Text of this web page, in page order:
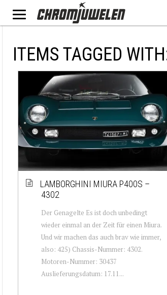
ITEMS TAGGED
LAMBORGHINI MIURA P400S –
4302
Der Genagelte Es ist doch unbedingt
wieder einmal an der Zeit für einen Miura.
Und wir machen das auch brav wie immer,
also: 425) Chassis-Nummer: 4302.
Motoren-Nummer: 30437
Auslieferungsdatum: 17.11...